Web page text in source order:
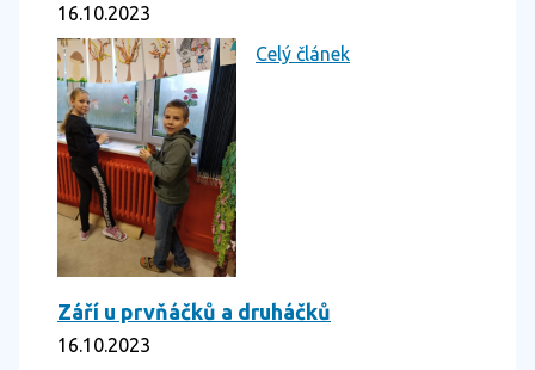
16.10.2023
Celý článek
Září u prvňáčků a druháčků
16.10.2023